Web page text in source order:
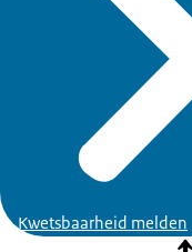
Kwetsbaarheid melden